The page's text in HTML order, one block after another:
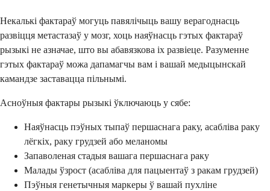
Некалькі фактараў могуць павялічыць вашу верагоднасць
развіцця метастазаў у мозг, хоць наяўнасць гэтых фактараў
рызыкі не азначае, што вы абавязкова іх развіеце. Разуменне
гэтых фактараў можа дапамагчы вам і вашай медыцынскай
камандзе заставацца пільнымі.
Асноўныя фактары рызыкі ўключаюць у сябе:
Наяўнасць пэўных тыпаў першаснага раку, асабліва раку
лёгкіх, раку грудзей або меланомы
Запаволеная стадыя вашага першаснага раку
Малады ўзрост (асабліва для пацыентаў з ракам грудзей)
Пэўныя генетычныя маркеры ў вашай пухліне